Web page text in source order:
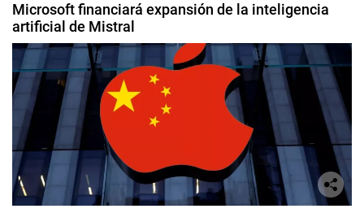
Microsoft financiará expansión de la inteligencia
artificial de Mistral